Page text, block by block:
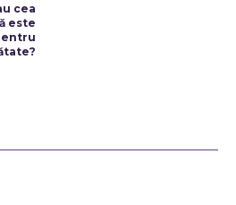
cea
este